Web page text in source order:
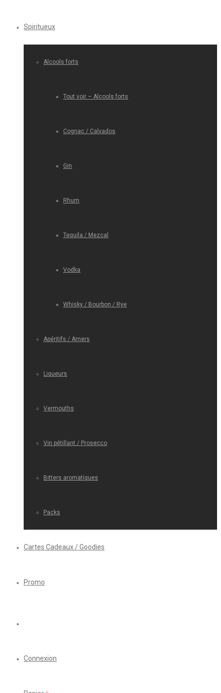
Spiritueux
Alcools forts
Tout voir – Alcools forts
Cognac / Calvados
Gin
Rhum
Tequila / Mezcal
Vodka
Whisky / Bourbon / Rye
Apéritifs / Amers
Liqueurs
Vermouths
Vin pétillant / Prosecco
Bitters aromatiques
Packs
Cartes Cadeaux / Goodies
Promo
Connexion